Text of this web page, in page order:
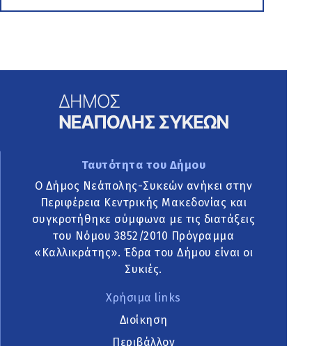
Ταυτότητα του Δήμου
Ο Δήμος Νεάπολης-Συκεών ανήκει στην
Περιφέρεια Κεντρικής Μακεδονίας και
συγκροτήθηκε σύμφωνα με τις διατάξεις
του Νόμου 3852/2010 Πρόγραμμα
«Καλλικράτης». Έδρα του Δήμου είναι οι
Συκιές.
Χρήσιμα links
Διοίκηση
Περιβάλλον